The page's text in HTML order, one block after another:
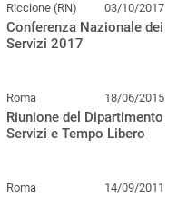
Riccione (RN) 03/10/2017
Conferenza Nazionale dei
Servizi 2017
Roma 18/06/2015
Riunione del Dipartimento
Servizi e Tempo Libero
Roma 14/09/2011